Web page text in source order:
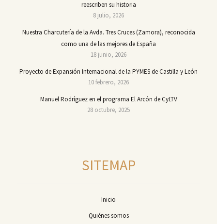
reescriben su historia
8 julio, 2026
Nuestra Charcutería de la Avda. Tres Cruces (Zamora), reconocida
como una de las mejores de España
18 junio, 2026
Proyecto de Expansión Internacional de la PYMES de Castilla y León
10 febrero, 2026
Manuel Rodríguez en el programa El Arcón de CyLTV
28 octubre, 2025
SITEMAP
Inicio
Quiénes somos